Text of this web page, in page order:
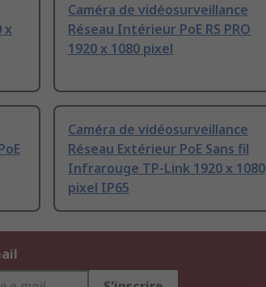
x
Caméra de vidéosurveillance
Réseau Intérieur PoE RS PRO
1920 x 1080 pixel
Caméra de vidéosurveillance
Réseau Extérieur PoE Sans fil
Infrarouge TP-Link 1920 x 1080
pixel IP65